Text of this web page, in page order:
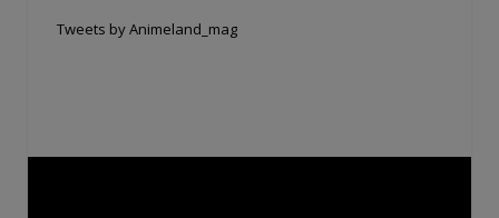
Tweets by Animeland_mag